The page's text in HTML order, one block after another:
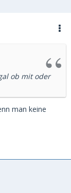
ob mit oder
man keine